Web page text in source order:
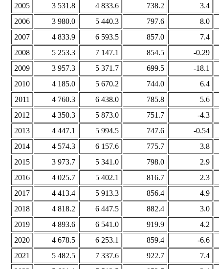
2005
3 531.8 4 833.6 738.2
3.4
2006
3 980.0 5 440.3 797.6
8.0
2007
4 833.9 6 593.5 857.0
7.4
2008
5 253.3 7 147.1 854.5
-0.29
2009
3 957.3 5 371.7 699.5
-18.1
2010
4 185.0 5 670.2 744.0
6.4
2011
4 760.3 6 438.0 785.8
5.6
2012
4 350.3 5 873.0 751.7
-4.3
2013
4 447.1 5 994.5 747.6
-0.54
2014
4 574.3 6 157.6 775.7
3.8
2015
3 973.7 5 341.0 798.0
2.9
2016
4 025.7 5 402.1 816.7
2.3
2017
4 413.4 5 913.3 856.4
4.9
2018
4 818.2 6 447.5 882.4
3.0
2019
4 893.6 6 541.0 919.9
4.2
2020
4 678.5 6 253.1 859.4
-6.6
2021
5 482.5 7 337.6 922.7
7.4